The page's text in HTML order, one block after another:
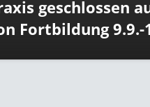
aufgrund
9.9.-16.9.2021